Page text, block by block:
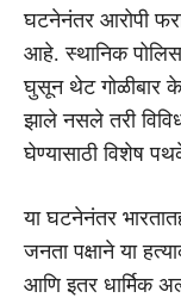
घटनेनंतर आरोपी
आहे. स्थानिक
घुसून थेट गोळीबार
झाले नसले तरी
घेण्यासाठी विशेष
या घटनेनंतर
जनता पक्षाने या
आणि इतर धार्मिक